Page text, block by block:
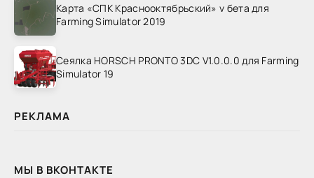
Карта «СПК Краснооктябрьский» v бета для
Farming Simulator 2019
Сеялка HORSCH PRONTO 3DC V1.0.0.0 для Farming
Simulator 19
РЕКЛАМА
МЫ В ВКОНТАКТЕ